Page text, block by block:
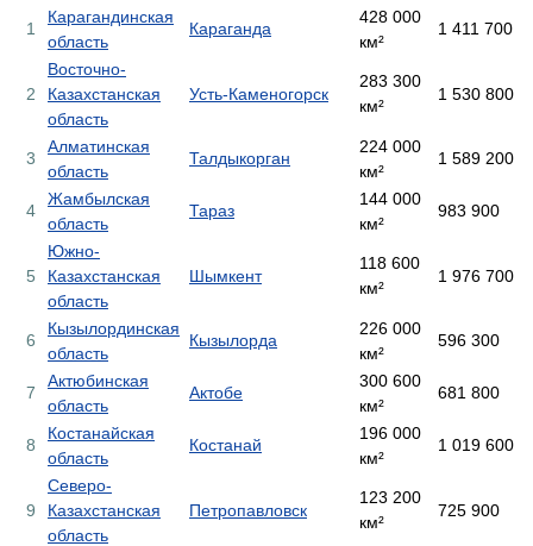
1
Карагандинская
область
Караганда
428 000
км²
1 411 700
2
Восточно-
Казахстанская
область
Усть-Каменогорск
283 300
км²
1 530 800
3
Алматинская
область
Талдыкорган
224 000
км²
1 589 200
4
Жамбылская
область
Тараз
144 000
км²
983 900
5
Южно-
Казахстанская
область
Шымкент
118 600
км²
1 976 700
6
Кызылординская
область
Кызылорда
226 000
км²
596 300
7
Актюбинская
область
Актобе
300 600
км²
681 800
8
Костанайская
область
Костанай
196 000
км²
1 019 600
9
Северо-
Казахстанская
область
Петропавловск
123 200
км²
725 900